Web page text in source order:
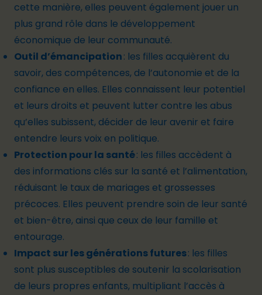
cette manière, elles peuvent également jouer un
plus grand rôle dans le développement
économique de leur communauté.
Outil d’émancipation: les filles acquièrent du
savoir, des compétences, de l’autonomie et de la
confiance en elles. Elles connaissent leur potentiel
et leurs droits et peuvent lutter contre les abus
qu’elles subissent, décider de leur avenir et faire
entendre leurs voix en politique.
Protection pour la santé: les filles accèdent à
des informations clés sur la santé et l’alimentation,
réduisant le taux de mariages et grossesses
précoces. Elles peuvent prendre soin de leur santé
et bien-être, ainsi que ceux de leur famille et
entourage.
Impact sur les générations futures: les filles
sont plus susceptibles de soutenir la scolarisation
de leurs propres enfants, multipliant l’accès à